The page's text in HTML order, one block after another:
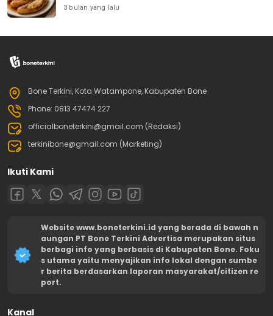
3 bulan yang lalu
Bone Terkini, Kota Watampone, Kabupaten Bone
Phone: 0813 47474 227
officialboneterkini@gmail.com (Redaksi)
terkinibone@gmail.com (Marketing)
Ikuti Kami
Website www.boneterkini.id yang berada di bawah n
aungan PT Bone Terkini Advertisa merupakan situs
berbagi info yang berbasis di Kabupaten Bone. Foku
s utama yaitu menyajikan info lokal dengan sumbe
r berita berdasarkan laporan masyarakat/citizen re
port.
Kanal